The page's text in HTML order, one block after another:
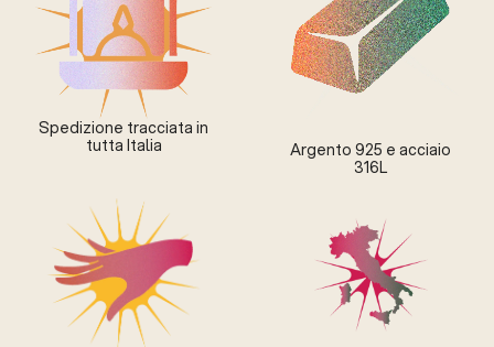
Spedizione tracciata in
tutta Italia
Argento 925 e acciaio
316L